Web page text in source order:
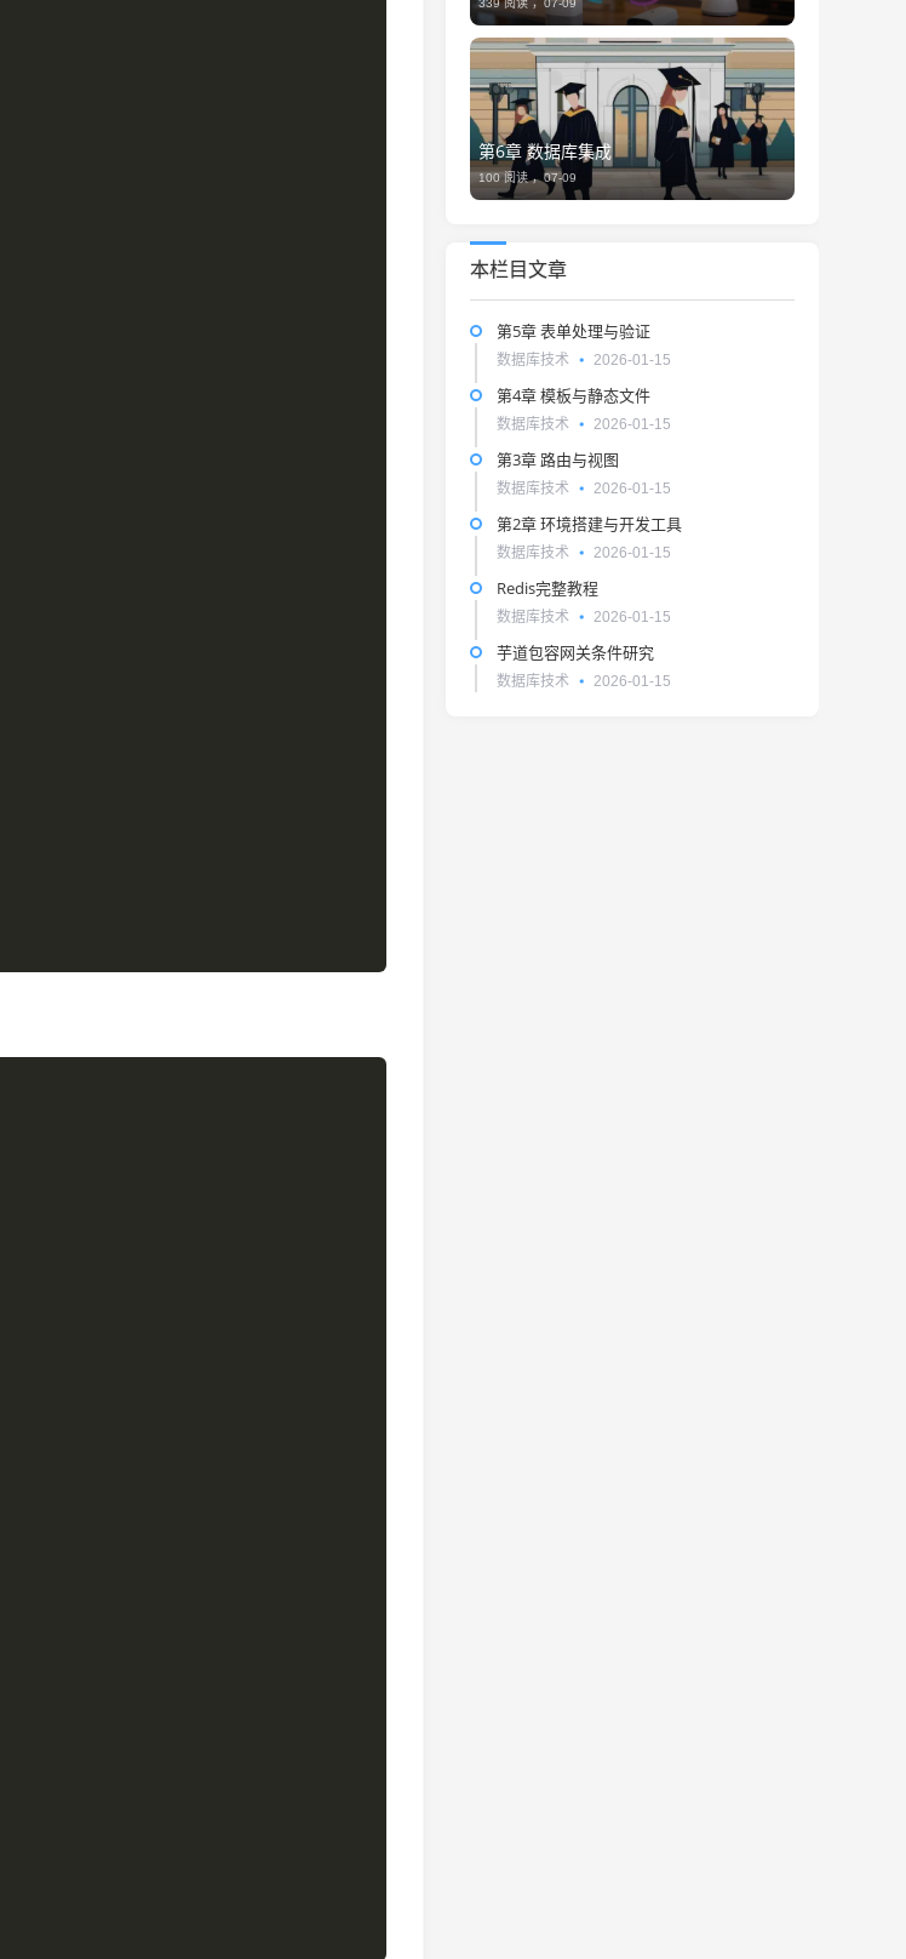
339 阅读 ，07-09
第6章 数据库集成
100 阅读 ，07-09
本栏目文章
第5章 表单处理与验证
数据库技术 2026-01-15
第4章 模板与静态文件
数据库技术 2026-01-15
第3章 路由与视图
数据库技术 2026-01-15
第2章 环境搭建与开发工具
数据库技术 2026-01-15
Redis完整教程
数据库技术 2026-01-15
芋道包容网关条件研究
数据库技术 2026-01-15